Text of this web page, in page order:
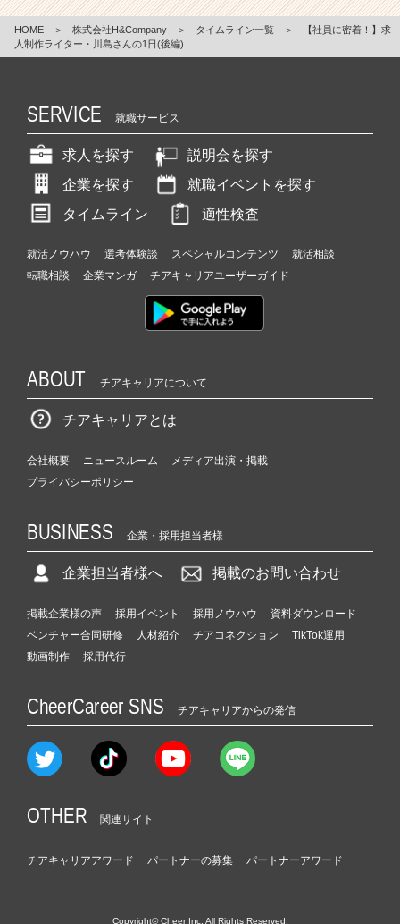
HOME ＞ 株式会社H&Company ＞ タイムライン一覧 ＞
【社員に密着！】求
人制作ライター・川島さんの1日(後編)
SERVICE 就職サービス
求人を探す
説明会を探す
企業を探す
就職イベントを探す
タイムライン
適性検査
就活ノウハウ 選考体験談 スペシャルコンテンツ
就活相談
転職相談
企業マンガ チアキャリアユーザーガイド
ABOUT チアキャリアについて
チアキャリアとは
会社概要 ニュースルーム
メディア出演・掲載
プライバシーポリシー
BUSINESS 企業・採用担当者様
企業担当者様へ 掲載のお問い合わせ
掲載企業様の声 採用イベント 採用ノウハウ
資料ダウンロード
ベンチャー合同研修
人材紹介 チアコネクション
TikTok運用
動画制作
採用代行
CheerCareer SNS チアキャリアからの発信
OTHER 関連サイト
チアキャリアアワード パートナーの募集 パートナーアワード
Copyright© Cheer Inc. All Rights Reserved.